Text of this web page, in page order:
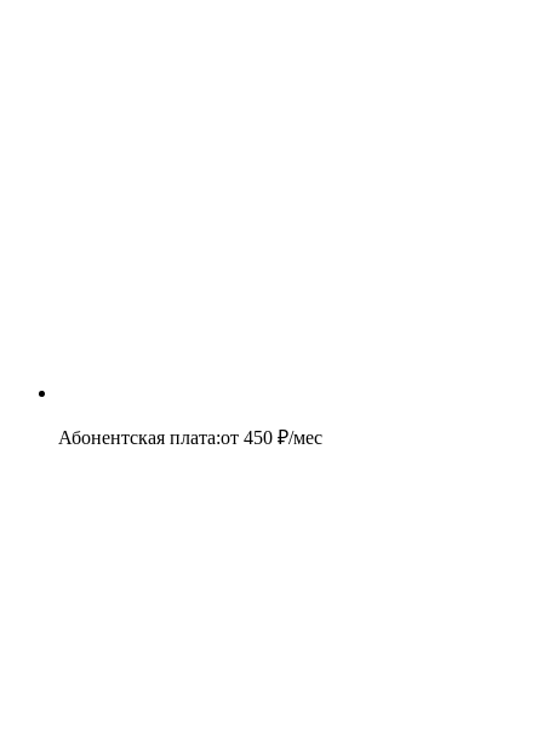
Абонентская плата:от 450 ₽/мес